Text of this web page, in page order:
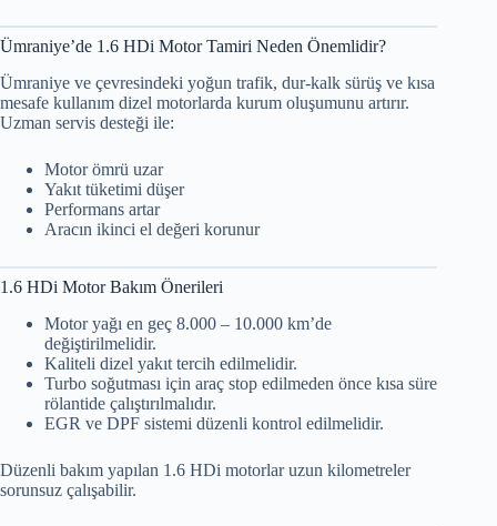
Ümraniye’de 1.6 HDi Motor Tamiri Neden Önemlidir?
Ümraniye ve çevresindeki yoğun trafik, dur-kalk sürüş ve kısa
mesafe kullanım dizel motorlarda kurum oluşumunu artırır.
Uzman servis desteği ile:
Motor ömrü uzar
Yakıt tüketimi düşer
Performans artar
Aracın ikinci el değeri korunur
1.6 HDi Motor Bakım Önerileri
Motor yağı en geç 8.000 – 10.000 km’de
değiştirilmelidir.
Kaliteli dizel yakıt tercih edilmelidir.
Turbo soğutması için araç stop edilmeden önce kısa süre
rölantide çalıştırılmalıdır.
EGR ve DPF sistemi düzenli kontrol edilmelidir.
Düzenli bakım yapılan 1.6 HDi motorlar uzun kilometreler
sorunsuz çalışabilir.